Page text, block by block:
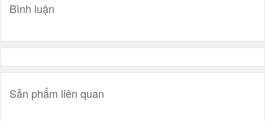
Bình luận
Sản phẩm liên quan